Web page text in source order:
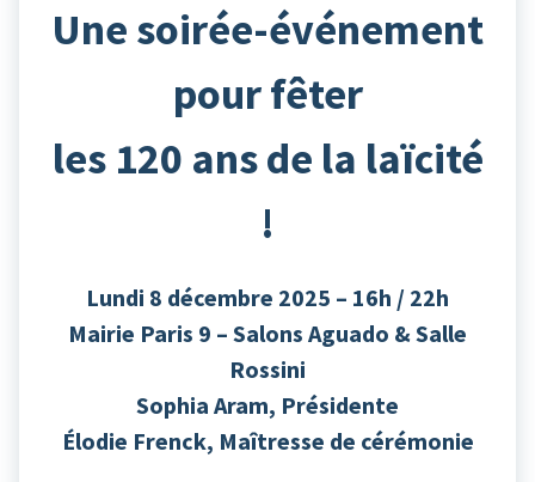
Une soirée-événement
pour fêter
les 120 ans de la laïcité
!
Lundi 8 décembre 2025 – 16h / 22h
Mairie Paris 9 – Salons Aguado & Salle
Rossini
Sophia Aram, Présidente
Élodie Frenck, Maîtresse de cérémonie